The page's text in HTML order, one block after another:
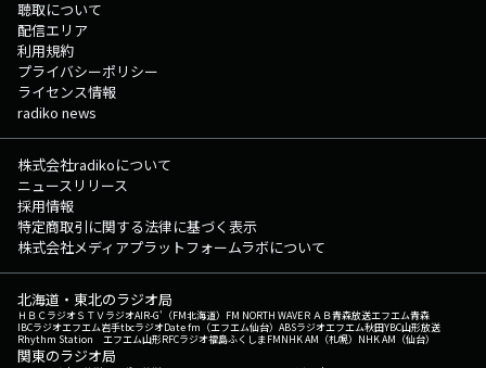
聴取について
配信エリア
利用規約
プライバシーポリシー
ライセンス情報
radiko news
株式会社radikoについて
ニュースリリース
採用情報
特定商取引に関する法律に基づく表示
株式会社メディアプラットフォームラボについて
北海道・東北のラジオ局
ＨＢＣラジオＳＴＶラジオAIR-G'（FM北海道） FM NORTH WAVEＲＡＢ青森放送エフエム青森
IBCラジオエフエム岩手tbcラジオDate fm（エフエム仙台） ABSラジオエフエム秋田YBC山形放送
Rhythm Station エフエム山形RFCラジオ福島ふくしまFMNHK AM（札幌） NHK AM（仙台）
関東のラジオ局